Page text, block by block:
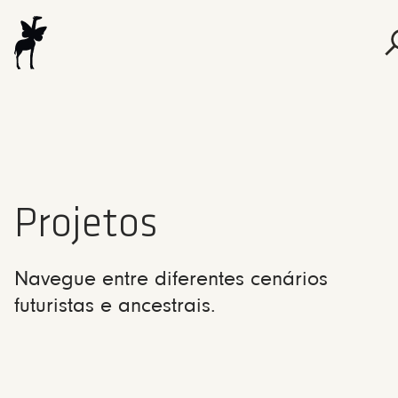
Projetos
Navegue entre diferentes cenários
futuristas e ancestrais.